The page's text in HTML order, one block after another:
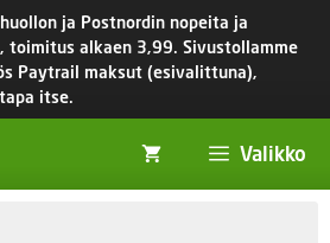
ja Postnordin nopeita ja
toimitus alkaen 3,99. Sivustollamme
Paytrail maksut (esivalittuna),
itse.
Valikko